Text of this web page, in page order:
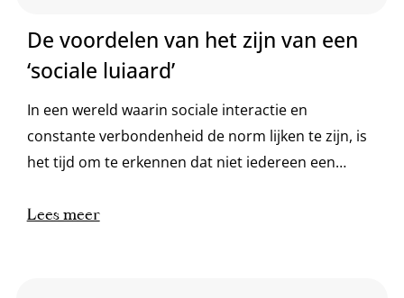
De voordelen van het zijn van een
‘sociale luiaard’
In een wereld waarin sociale interactie en
constante verbondenheid de norm lijken te zijn, is
het tijd om te erkennen dat niet iedereen een
om een beetje meer als een luiaard te zijn in een
Lees meer